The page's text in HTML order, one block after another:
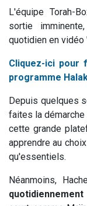
L'équipe Torah-
sortie
quotidien en vidéo
Cliquez-ici pour
programme
Depuis quelques
faites la
cette grande
apprendre au
qu'essentiels.
Néanmoins,
quotidiennement